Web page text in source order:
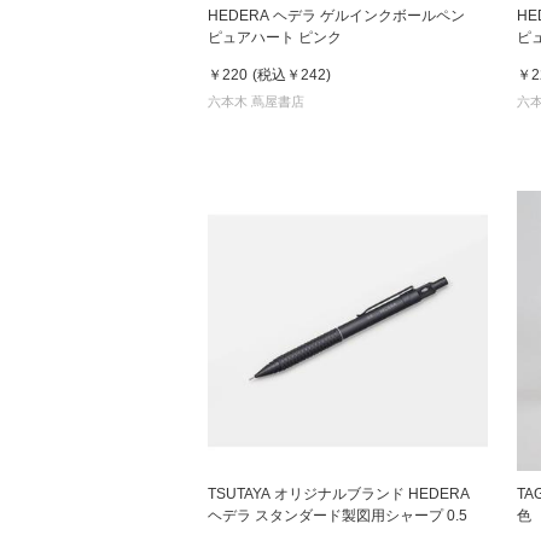
HEDERA ヘデラ ゲルインクボールペン
ピュアハート ピンク
￥220 (税込 ￥242)
六本木 蔦屋書店
ピ
￥
六
TSUTAYA オリジナルブランド HEDERA
ヘデラ スタンダード製図用シャープ 0.5
色